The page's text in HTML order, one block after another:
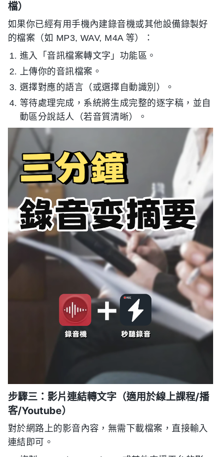
檔）
如果你已經有用手機內建錄音機或其他設備錄製好
的檔案（如 MP3, WAV, M4A 等）：
進入「音訊檔案轉文字」功能區。
上傳你的音訊檔案。
選擇對應的語言（或選擇自動識別）。
等待處理完成，系統將生成完整的逐字稿，並自
動區分說話人（若音質清晰）。
步驟三：影片連結轉文字（適用於線上課程/播
客/Youtube）
對於網路上的影音內容，無需下載檔案，直接輸入
連結即可。